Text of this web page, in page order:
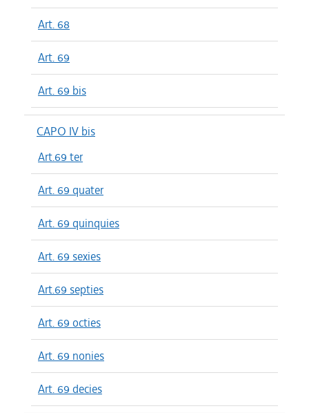
Art. 68
Art. 69
Art. 69 bis
CAPO IV bis
Art.69 ter
Art. 69 quater
Art. 69 quinquies
Art. 69 sexies
Art.69 septies
Art. 69 octies
Art. 69 nonies
Art. 69 decies